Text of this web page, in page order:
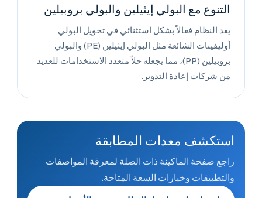
التنوع مع البولي إيثيلين والبولي بروبيلين
يعد النظام فعالاً بشكل استثنائي في تحويل البولي
أوليفينات الشائعة مثل البولي إيثيلين (PE) والبولي
بروبيلين (PP)، مما يجعله حلاً متعدد الاستخدامات للعديد
من شركات إعادة التدوير.
استكشف معدات المطابقة
راجع صفحة الماكينة ذات الصلة لمعرفة المواصفات
والتطبيقات وخيارات السعة المتاحة.